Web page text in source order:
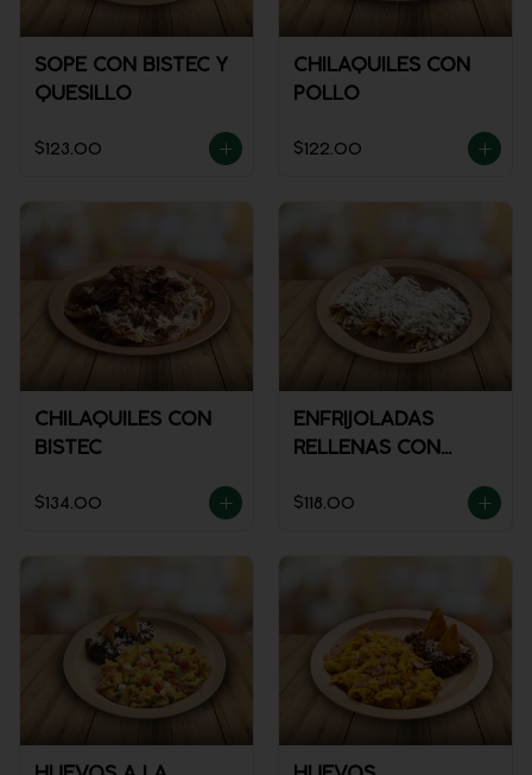
SOPE CON BISTEC Y
QUESILLO
$123.00
CHILAQUILES CON
POLLO
$122.00
CHILAQUILES CON
BISTEC
$134.00
ENFRIJOLADAS
RELLENAS CON
$118.00